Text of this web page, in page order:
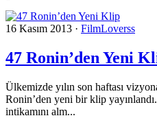
16 Kasım 2013 · FilmLoverss
47 Ronin’den Yeni
Ülkemizde yılın son haftası
Ronin’den yeni bir klip yayınlandı.
intikamını alm...